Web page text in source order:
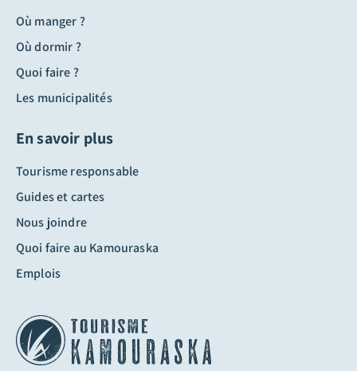
Où manger ?
Où dormir ?
Quoi faire ?
Les municipalités
En savoir plus
Tourisme responsable
Guides et cartes
Nous joindre
Quoi faire au Kamouraska
Emplois